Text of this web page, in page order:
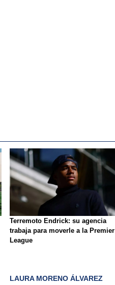
Terremoto Endrick: su agencia
trabaja para moverle a la Premier
League
LAURA MORENO ÁLVAREZ